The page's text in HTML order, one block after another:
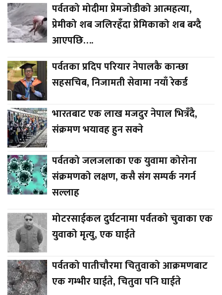
पर्वतको मोदीमा प्रेमजोडीको आत्महत्या,
प्रेमीको शब जलिरहँदा प्रेमिकाको शब बग्दै
आएपछि….
पर्वतका प्रदिप परियार नेपालकै कान्छा
सहसचिब, निजामती सेवामा नयाँ रेकर्ड
भारतबाट एक लाख मजदुर नेपाल भित्रँदै,
संक्रमण भयावह हुन सक्ने
पर्वतको जलजलाका एक युवामा कोरोना
संक्रमणको लक्षण, कसै संग सम्पर्क नगर्न
सल्लाह
मोटरसाईकल दुर्घटनामा पर्वतको चुवाका एक
युवाको मृत्यु, एक घाईते
पर्वतको पातीचौरमा चितुवाको आक्रमणबाट
एक गम्भीर घाईते, चितुवा पनि घाईते